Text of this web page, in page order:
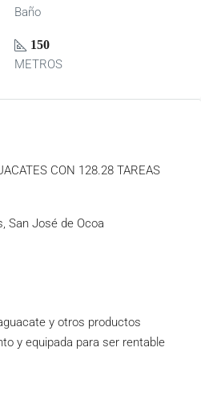
Baño
150
METROS
CON 128.28 TAREAS
San José de Ocoa
y otros productos
y equipada para ser rentable